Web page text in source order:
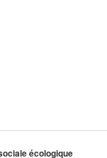
écologique